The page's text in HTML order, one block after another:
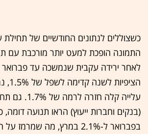
התמונה הופכת למעט יותר מורכבת עם
עלייה קלה חזרה
בפברואר ל-2.1% במרץ, מה